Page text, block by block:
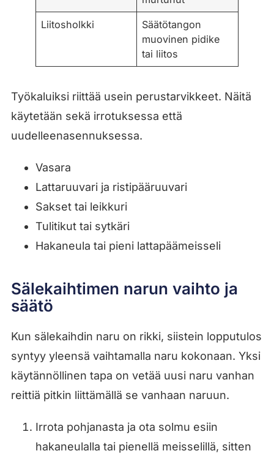
Liitosholkki
Säätötangon
muovinen pidike
tai liitos
Työkaluiksi riittää usein perustarvikkeet. Näitä
käytetään sekä irrotuksessa että
uudelleenasennuksessa.
Vasara
Lattaruuvari ja ristipääruuvari
Sakset tai leikkuri
Tulitikut tai sytkäri
Hakaneula tai pieni lattapäämeisseli
Sälekaihtimen narun vaihto ja
säätö
Kun sälekaihdin naru on rikki, siistein lopputulos
syntyy yleensä vaihtamalla naru kokonaan. Yksi
käytännöllinen tapa on vetää uusi naru vanhan
reittiä pitkin liittämällä se vanhaan naruun.
Irrota pohjanasta ja ota solmu esiin
hakaneulalla tai pienellä meisselillä, sitten